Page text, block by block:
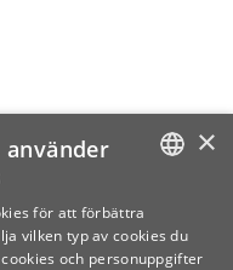
SWEDISH
×
använder
för att förbättra
vilken typ av cookies du
och personuppgifter